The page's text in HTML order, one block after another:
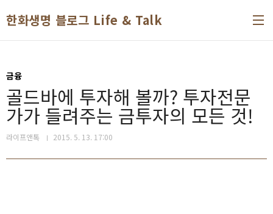
한화생명 블로그 Life & Talk
금융
골드바에 투자해 볼까? 투자전문
가가 들려주는 금투자의 모든 것!
라이프앤톡 2015. 5. 13. 17:00